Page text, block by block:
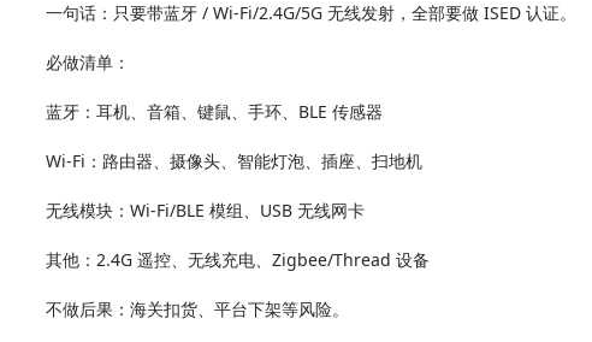
一句话：只要带蓝牙 / Wi‑Fi/2.4G/5G 无线发射，全部要做 ISED 认证。
必做清单：
蓝牙：耳机、音箱、键鼠、手环、BLE 传感器
Wi‑Fi：路由器、摄像头、智能灯泡、插座、扫地机
无线模块：Wi‑Fi/BLE 模组、USB 无线网卡
其他：2.4G 遥控、无线充电、Zigbee/Thread 设备
不做后果：海关扣货、平台下架等风险。